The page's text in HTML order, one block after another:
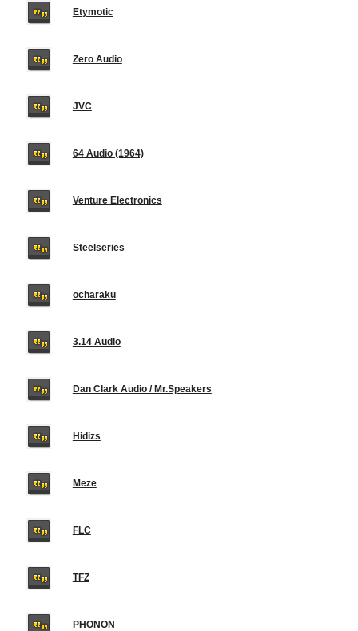
Etymotic
Zero Audio
JVC
64 Audio (1964)
Venture Electronics
Steelseries
ocharaku
3.14 Audio
Dan Clark Audio / Mr.Speakers
Hidizs
Meze
FLC
TFZ
PHONON